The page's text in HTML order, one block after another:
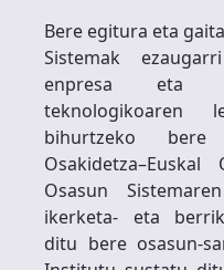
Bere egitura eta
Sistemak
enpresa eta
teknologikoaren
bihurtzeko bere
Osasun
ikerketa- eta
ditu bere osasun-